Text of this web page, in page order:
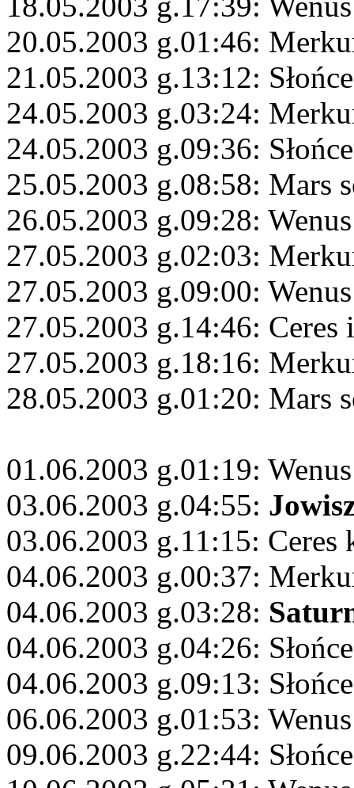
20.05.2003 g.01:46:
21.05.2003 g.13:12:
24.05.2003 g.03:24:
24.05.2003 g.09:36:
25.05.2003 g.08:58: Mars
26.05.2003 g.09:28:
27.05.2003 g.02:03:
27.05.2003 g.09:00:
27.05.2003 g.14:46: Ceres
27.05.2003 g.18:16:
28.05.2003 g.01:20: Mars
01.06.2003 g.01:19:
03.06.2003 g.04:55:
03.06.2003 g.11:15: Ceres
04.06.2003 g.00:37:
04.06.2003 g.03:28:
04.06.2003 g.04:26:
04.06.2003 g.09:13:
06.06.2003 g.01:53:
09.06.2003 g.22:44: